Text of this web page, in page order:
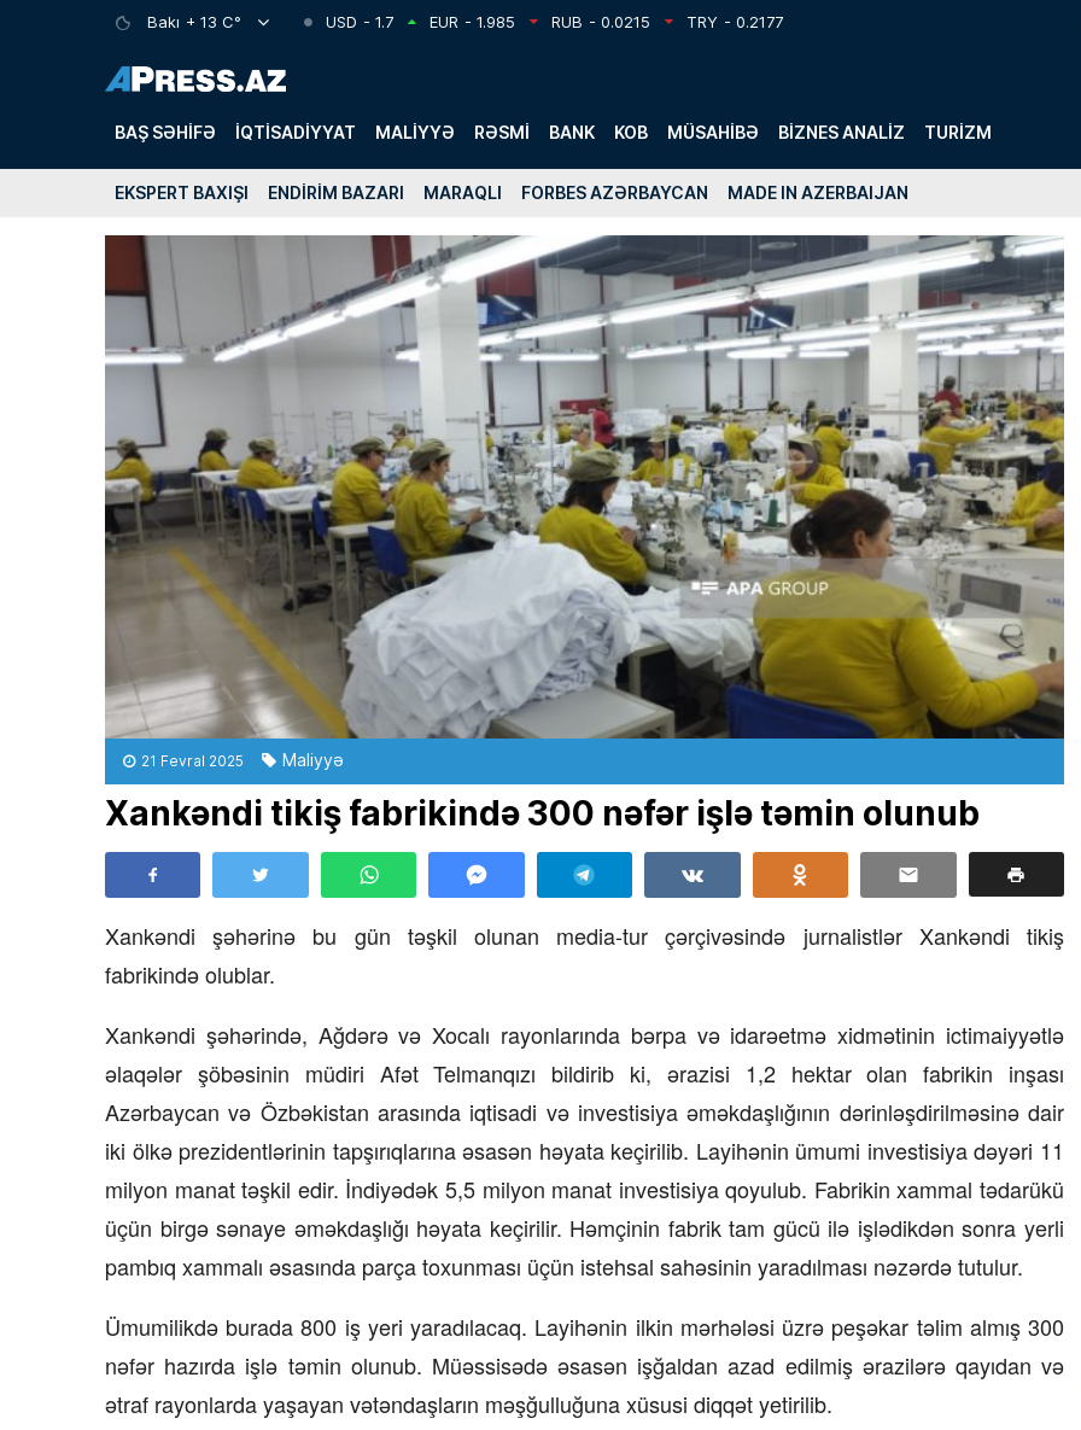
Bakı + 13 C° USD - 1.7 EUR - 1.985 RUB - 0.0215 TRY - 0.2177
BAŞ SƏHIFƏ İQTISADIYYAT MALIYYƏ RƏSMI BANK KOB MÜSAHIBƏ BIZNES ANALIZ TURIZM
EKSPERT BAXIŞI ENDIRIM BAZARI MARAQLI FORBES AZƏRBAYCAN MADE IN AZERBAIJAN
21 Fevral 2025 Maliyyə
Xankəndi tikiş fabrikində 300 nəfər işlə təmin olunub
Xankəndi şəhərinə bu gün təşkil olunan media-tur çərçivəsində jurnalistlər Xankəndi tikiş
fabrikində olublar.
Xankəndi şəhərində, Ağdərə və Xocalı rayonlarında bərpa və idarəetmə xidmətinin ictimaiyyətlə
əlaqələr şöbəsinin müdiri Afət Telmanqızı bildirib ki, ərazisi 1,2 hektar olan fabrikin inşası
Azərbaycan və Özbəkistan arasında iqtisadi və investisiya əməkdaşlığının dərinləşdirilməsinə dair
iki ölkə prezidentlərinin tapşırıqlarına əsasən həyata keçirilib. Layihənin ümumi investisiya dəyəri 11
milyon manat təşkil edir. İndiyədək 5,5 milyon manat investisiya qoyulub. Fabrikin xammal tədarükü
üçün birgə sənaye əməkdaşlığı həyata keçirilir. Həmçinin fabrik tam gücü ilə işlədikdən sonra yerli
pambıq xammalı əsasında parça toxunması üçün istehsal sahəsinin yaradılması nəzərdə tutulur.
Ümumilikdə burada 800 iş yeri yaradılacaq. Layihənin ilkin mərhələsi üzrə peşəkar təlim almış 300
nəfər hazırda işlə təmin olunub. Müəssisədə əsasən işğaldan azad edilmiş ərazilərə qayıdan və
ətraf rayonlarda yaşayan vətəndaşların məşğulluğuna xüsusi diqqət yetirilib.
23 İyul 2026, 15:48
Süni qiymət artımlarının qarşısı necə
alınmalıdır?